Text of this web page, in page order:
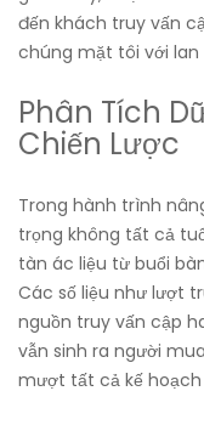
đến khách truy vấn
chúng mặt tôi với
Phân Tích
Chiến Lược
Trong hành trình
trọng không tất cả
tàn ác liệu từ buổi
Các số liệu như lượt
nguồn truy vấn cập
vẫn sinh ra người
mượt tất cả kế